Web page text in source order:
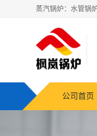
公司首页